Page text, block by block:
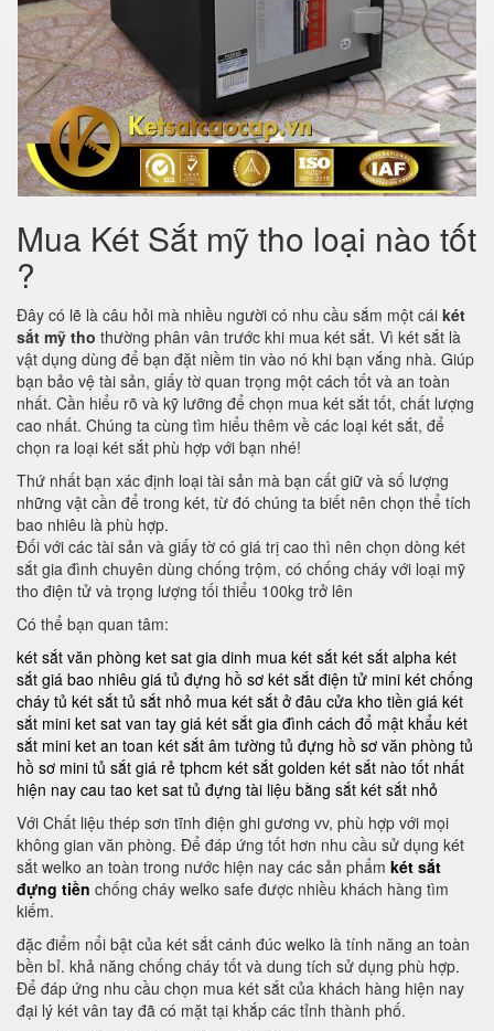
Mua Két Sắt mỹ tho loại nào tốt
?
Đây có lẽ là câu hỏi mà nhiều người có nhu cầu sắm một cái két
sắt mỹ tho thường phân vân trước khi mua két sắt. Vì két sắt là
vật dụng dùng để bạn đặt niềm tin vào nó khi bạn vắng nhà. Giúp
bạn bảo vệ tài sản, giấy tờ quan trọng một cách tốt và an toàn
nhất. Cần hiểu rõ và kỹ lưỡng để chọn mua két sắt tốt, chất lượng
cao nhất. Chúng ta cùng tìm hiểu thêm về các loại két sắt, để
chọn ra loại két sắt phù hợp với bạn nhé!
Thứ nhất bạn xác định loại tài sản mà bạn cất giữ và số lượng
những vật cần để trong két, từ đó chúng ta biết nên chọn thể tích
bao nhiêu là phù hợp.
Đối với các tài sản và giấy tờ có giá trị cao thì nên chọn dòng két
sắt gia đình chuyên dùng chống trộm, có chống cháy với loại mỹ
tho điện tử và trọng lượng tối thiểu 100kg trở lên
Có thể bạn quan tâm:
két sắt văn phòng ket sat gia dinh mua két sắt két sắt alpha két
sắt giá bao nhiêu giá tủ đựng hồ sơ két sắt điện tử mini két chống
cháy tủ két sắt tủ sắt nhỏ mua két sắt ở đâu cửa kho tiền giá két
sắt mini ket sat van tay giá két sắt gia đình cách đổ mật khẩu két
sắt mini ket an toan két sắt âm tường tủ đựng hồ sơ văn phòng tủ
hồ sơ mini tủ sắt giá rẻ tphcm két sắt golden két sắt nào tốt nhất
hiện nay cau tao ket sat tủ đựng tài liệu bằng sắt két sắt nhỏ
Với Chất liệu thép sơn tĩnh điện ghi gương vv, phù hợp với mọi
không gian văn phòng. Để đáp ứng tốt hơn nhu cầu sử dụng két
sắt welko an toàn trong nước hiện nay các sản phẩm két sắt
đựng tiền chống cháy welko safe được nhiều khách hàng tìm
kiếm.
đặc điểm nổi bật của két sắt cánh đúc welko là tính năng an toàn
bền bỉ. khả năng chống cháy tốt và dung tích sử dụng phù hợp.
Để đáp ứng nhu cầu chọn mua két sắt của khách hàng hiện nay
đại lý két vân tay đã có mặt tại khắp các tỉnh thành phố.